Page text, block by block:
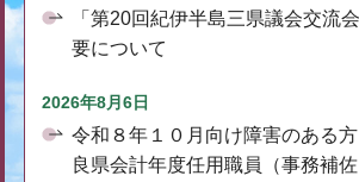
「第20回紀伊半島三県議会交流
要について
2026年8月6日
令和８年１０月向け障害のある
良県会計年度任用職員（事務補